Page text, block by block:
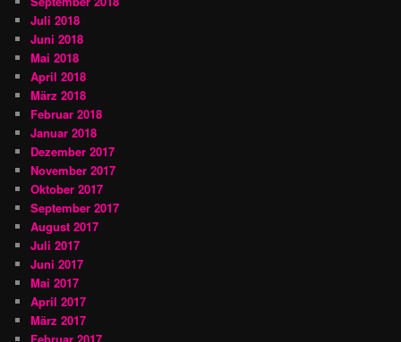
Juli 2018
Juni 2018
Mai 2018
April 2018
März 2018
Februar 2018
Januar 2018
Dezember 2017
November 2017
Oktober 2017
September 2017
August 2017
Juli 2017
Juni 2017
Mai 2017
April 2017
März 2017